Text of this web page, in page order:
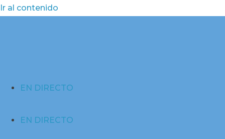
Ir al contenido
EN DIRECTO
EN DIRECTO